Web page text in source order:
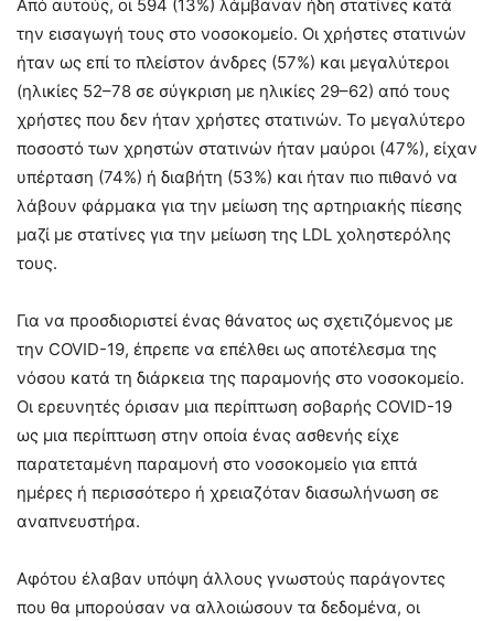
Από αυτούς, οι 594 (13%) λάμβαναν ήδη στατίνες κατά
την εισαγωγή τους στο νοσοκομείο. Οι χρήστες στατινών
ήταν ως επί το πλείστον άνδρες (57%) και μεγαλύτεροι
(ηλικίες 52–78 σε σύγκριση με ηλικίες 29–62) από τους
χρήστες που δεν ήταν χρήστες στατινών. Το μεγαλύτερο
ποσοστό των χρηστών στατινών ήταν μαύροι (47%), είχαν
υπέρταση (74%) ή διαβήτη (53%) και ήταν πιο πιθανό να
λάβουν φάρμακα για την μείωση της αρτηριακής πίεσης
μαζί με στατίνες για την μείωση της LDL χοληστερόλης
τους.
Για να προσδιοριστεί ένας θάνατος ως σχετιζόμενος με
την COVID-19, έπρεπε να επέλθει ως αποτέλεσμα της
νόσου κατά τη διάρκεια της παραμονής στο νοσοκομείο.
Οι ερευνητές όρισαν μια περίπτωση σοβαρής COVID-19
ως μια περίπτωση στην οποία ένας ασθενής είχε
παρατεταμένη παραμονή στο νοσοκομείο για επτά
ημέρες ή περισσότερο ή χρειαζόταν διασωλήνωση σε
αναπνευστήρα.
Αφότου έλαβαν υπόψη άλλους γνωστούς παράγοντες
που θα μπορούσαν να αλλοιώσουν τα δεδομένα, οι